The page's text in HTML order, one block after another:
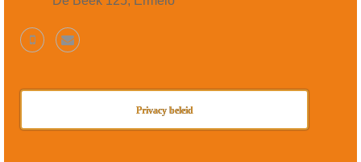
Privacy beleid